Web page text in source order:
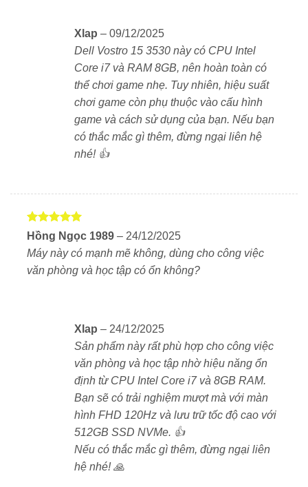
chuyển giữa các phòng họp.
Màn hình lớn 15.6 inch – Chống chói, hiển thị rộng
Máy được trang bị màn hình 15.6 inch với độ phân giải
FHD (1920 x 1080). Màn hình sử dụng tấm nền chống
chói, giúp làm việc trong nhiều điều kiện ánh sáng
khác nhau mà không bị lóa. Một số phiên bản hỗ trợ
rõ hơn khi làm việc hoặc giải trí.
Intel Core i7-1355U – Đa nhiệm mượt, xử lý nhanh
Sức mạnh của máy đến từ bộ vi xử lýIntel Core i7-
1355U, với 10 nhân (2 hiệu suất + 8 tiết kiệm điện), 12
lớn, trình chiếu phức tạp, làm việc đa cửa sổ và họp
Người dùng có thể lựa chọn phiên bản đi kèm
đồ họa rời NVIDIA GeForce MX550 2GB.Rất phù
hợp cho thiết kế 2D cơ bản, chỉnh ảnh, dựng video
nhẹ hoặc học chuyên ngành kỹ thuật, đồ họa.
RAM & Ổ cứng – Phản hồi nhanh, nâng cấp dễ
Xlap – 09/12/2025
Dell Vostro 15 3530 này có CPU Intel
Core i7 và RAM 8GB, nên hoàn toàn có
thể chơi game nhẹ. Tuy nhiên, hiệu suất
chơi game còn phụ thuộc vào cấu hình
game và cách sử dụng của bạn. Nếu bạn
có thắc mắc gì thêm, đừng ngại liên hệ
nhé! 👍
Được xếp
hạng5 5
sao
Hồng Ngọc 1989 – 24/12/2025
Máy này có mạnh mẽ không, dùng cho công việc
văn phòng và học tập có ổn không?
Xlap – 24/12/2025
Sản phẩm này rất phù hợp cho công việc
văn phòng và học tập nhờ hiệu năng ổn
định từ CPU Intel Core i7 và 8GB RAM.
Bạn sẽ có trải nghiệm mượt mà với màn
hình FHD 120Hz và lưu trữ tốc độ cao với
512GB SSD NVMe. 👍
Nếu có thắc mắc gì thêm, đừng ngại liên
hệ nhé! 🙏